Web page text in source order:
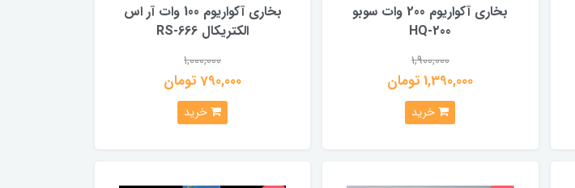
بخاری آکواریوم 200 وات سوبو
HQ-200
1,900,000
1,390,000 تومان
خرید
بخاری آکواریوم 100 وات آر اس
الکتریکال RS-666
1,000,000
790,000 تومان
خرید